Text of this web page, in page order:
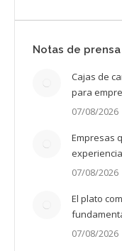
Notas de
Cajas de
para
07/08/2026
Empresas
07/08/2026
El plato
07/08/2026